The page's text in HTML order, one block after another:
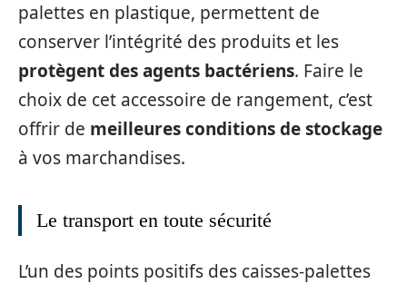
palettes en plastique, permettent de
conserver l’intégrité des produits et les
protègent des agents bactériens. Faire le
choix de cet accessoire de rangement, c’est
offrir de meilleures conditions de stockage
à vos marchandises.
Le transport en toute sécurité
L’un des points positifs des caisses-palettes